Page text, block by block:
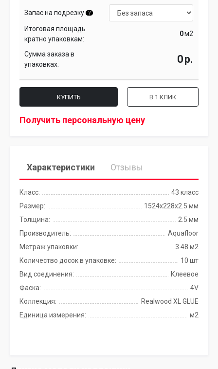
Запас на подрезку ?
Итоговая площадь
кратно упаковкам:
м2
Сумма заказа в
упаковках:
р.
КУПИТЬ В 1 КЛИК
Получить персональную цену
Характеристики Отзывы
Класс:
43 класс
Размер:
1524x228x2.5 мм
Толщина:
2.5 мм
Производитель:
Aquafloor
Метраж упаковки:
3.48 м2
Количество досок в упаковке:
10 шт
Вид соединения:
Клеевое
Фаска:
4V
Коллекция:
Realwood XL GLUE
Единица измерения:
м2